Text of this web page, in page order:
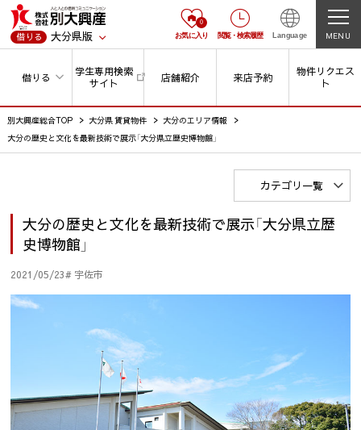
借りる 大分県版
0
お気に入り 閲覧・ 検索履歴 Language MENU
借りる
学生専用検索
サイト
店舗紹介 来店予約
物件リクエス
ト
別大興産総合TOP 大分県 賃貸物件
大分のエリア情報
大分の歴史と文化を最新技術で展示「大分県立歴史博物館」
カテゴリ一覧
大分の歴史と文化を最新技術で展示「大分県立歴
史博物館」
2021/05/23# 宇佐市